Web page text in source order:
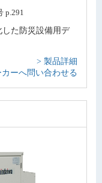
p.291
した防災設備用デ
> 製品詳細
ーへ問い合わせる